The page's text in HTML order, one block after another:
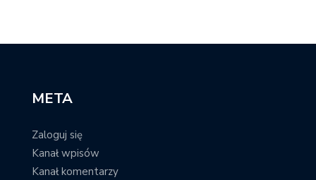
META
Zaloguj się
Kanał wpisów
Kanał komentarzy